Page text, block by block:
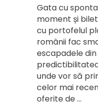
Gata cu
moment și
cu portofelul
românii fac
escapadele
unde vor să
celor mai
oferite de